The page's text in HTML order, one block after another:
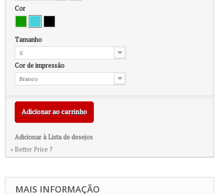
Cor
Tamanho
S
Cor de impressão
Branco
Adicionar ao carrinho
Adicionar à Lista de desejos
» Better Price ?
MAIS INFORMAÇÃO